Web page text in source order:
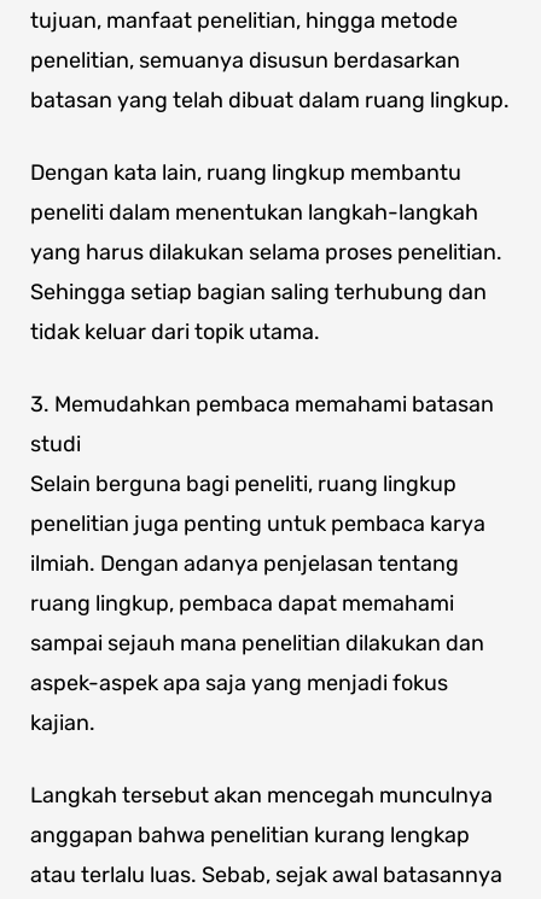
tujuan, manfaat penelitian, hingga metode
penelitian, semuanya disusun berdasarkan
batasan yang telah dibuat dalam ruang lingkup.
Dengan kata lain, ruang lingkup membantu
peneliti dalam menentukan langkah-langkah
yang harus dilakukan selama proses penelitian.
Sehingga setiap bagian saling terhubung dan
tidak keluar dari topik utama.
3. Memudahkan pembaca memahami batasan
studi
Selain berguna bagi peneliti, ruang lingkup
penelitian juga penting untuk pembaca karya
ilmiah. Dengan adanya penjelasan tentang
ruang lingkup, pembaca dapat memahami
sampai sejauh mana penelitian dilakukan dan
aspek-aspek apa saja yang menjadi fokus
kajian.
Langkah tersebut akan mencegah munculnya
anggapan bahwa penelitian kurang lengkap
atau terlalu luas. Sebab, sejak awal batasannya